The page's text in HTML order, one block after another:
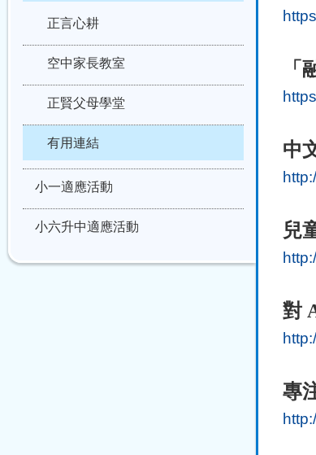
「
中
兒
對
專
正言心耕
空中家長教室
正賢父母學堂
有用連結
小一適應活動
小六升中適應活動